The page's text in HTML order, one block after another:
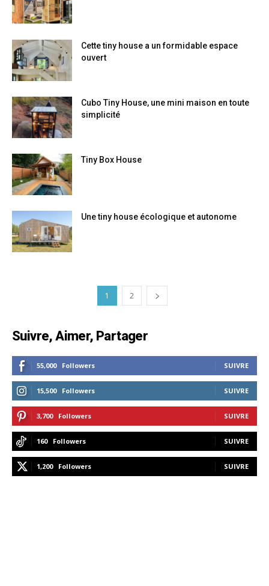
Cette tiny house a un formidable espace
ouvert
Cubo Tiny House, une mini maison en toute
simplicité
Tiny Box House
Une tiny house écologique et autonome
1 2
Suivre, Aimer, Partager
55,000 Followers SUIVRE
15,500 Followers SUIVRE
3,700 Followers SUIVRE
160 Followers SUIVRE
1,200 Followers SUIVRE